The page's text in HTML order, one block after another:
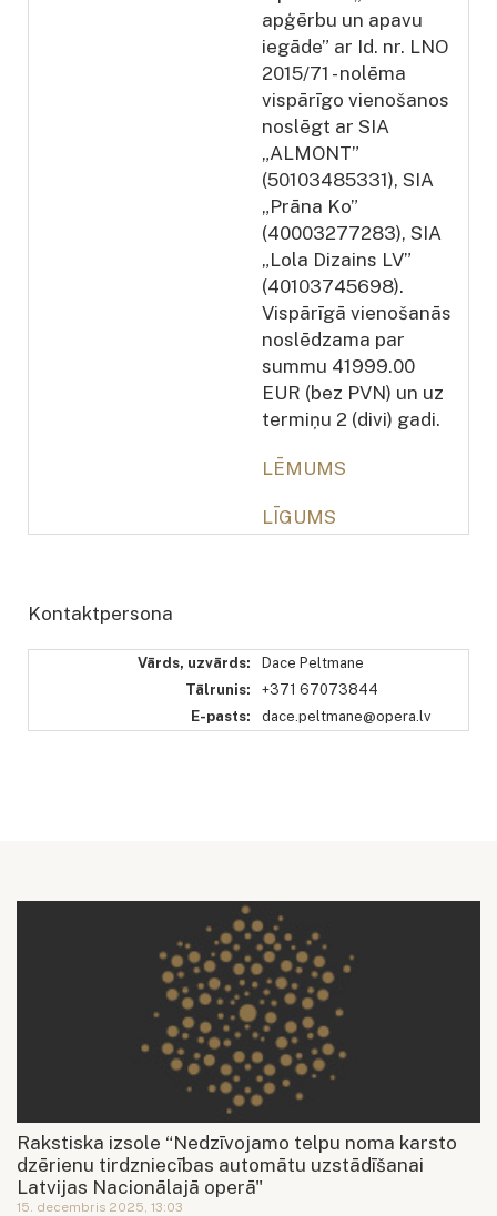
apģērbu un apavu
iegāde” ar Id. nr. LNO
2015/71 - nolēma
vispārīgo vienošanos
noslēgt ar SIA
„ALMONT”
(50103485331), SIA
„Prāna Ko”
(40003277283), SIA
„Lola Dizains LV”
(40103745698).
Vispārīgā vienošanās
noslēdzama par
summu 41999.00
EUR (bez PVN) un uz
termiņu 2 (divi) gadi.
LĒMUMS
LĪGUMS
Kontaktpersona
Vārds, uzvārds:
Dace Peltmane
Tālrunis:
+371 67073844
E-pasts:
dace.peltmane@opera.lv
Rakstiska izsole “Nedzīvojamo telpu noma karsto
dzērienu tirdzniecības automātu uzstādīšanai
Latvijas Nacionālajā operā"
15. decembris 2025, 13:03